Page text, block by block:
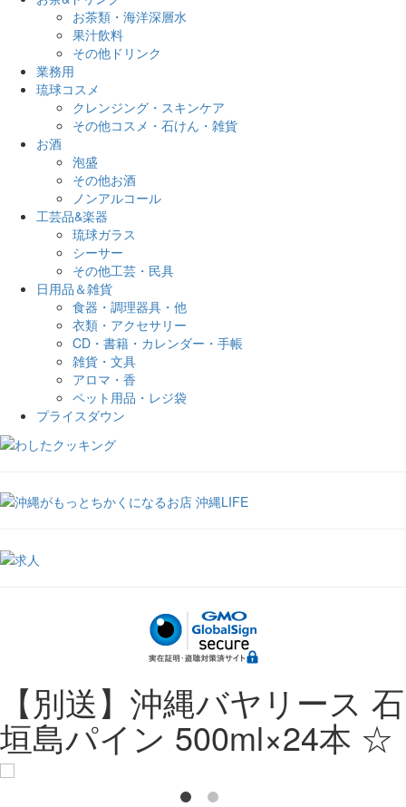
お茶類・海洋深層水
果汁飲料
その他ドリンク
業務用
琉球コスメ
クレンジング・スキンケア
その他コスメ・石けん・雑貨
お酒
泡盛
その他お酒
ノンアルコール
工芸品&楽器
琉球ガラス
シーサー
その他工芸・民具
日用品＆雑貨
食器・調理器具・他
衣類・アクセサリー
CD・書籍・カレンダー・手帳
雑貨・文具
アロマ・香
ペット用品・レジ袋
プライスダウン
【別送】沖縄バヤリース 石
垣島パイン 500ml×24本 ☆